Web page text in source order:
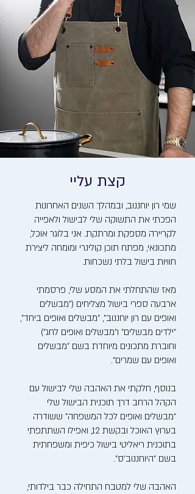
קצת עליי
שמי רון יוחננוב, ובמהלך השנים האחרונות
הפכתי את התשוקה שלי לבישול ולאפייה
לקריירה מספקת ומרתקת. אני בלוגר אוכל,
מתכונאי, מפתח תוכן קולינרי ומומחה ליצירת
חוויות בישול בלתי נשכחות.
מאז שהתחלתי את המסע שלי, פרסמתי
ארבעה ספרי בישול מצליחים ("מבשלים
ואופים עם רון יוחננוב", "מבשלים ואופים ביחד",
"ילדים מבשלים" ו"מבשלים ואופים לחג")
וחוברת מתכונים מיוחדת בשם "מבשלים
ואופים עם שמרים".
בנוסף, חלקתי את האהבה שלי לבישול עם
הקהל הרחב דרך תוכנית הבישול שלי
"מבשלים ואופים לכל המשפחה" ששודרה
בערוץ האוכל ובקשת 12, ואפילו השתתפתי
בתוכנית ריאליטי בישול כיפית ומשפחתית
בשם "היוחננוב'ס".
האהבה שלי למטבח התחילה כבר בילדותי,